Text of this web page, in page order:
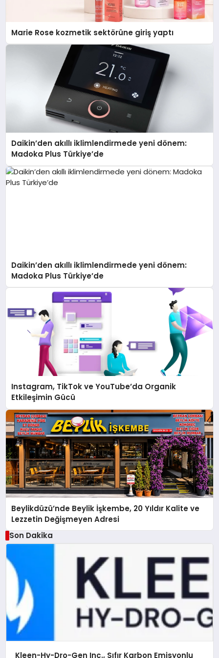
Marie Rose kozmetik sektörüne giriş yaptı
Daikin’den akıllı iklimlendirmede yeni dönem:
Madoka Plus Türkiye’de
Daikin’den akıllı iklimlendirmede yeni dönem:
Madoka Plus Türkiye’de
Instagram, TikTok ve YouTube’da Organik
Etkileşimin Gücü
Beylikdüzü’nde Beylik İşkembe, 20 Yıldır Kalite ve
Lezzetin Değişmeyen Adresi
Son Dakika
Kleen-Hy-Dro-Gen Inc., Sıfır Karbon Emisyonlu